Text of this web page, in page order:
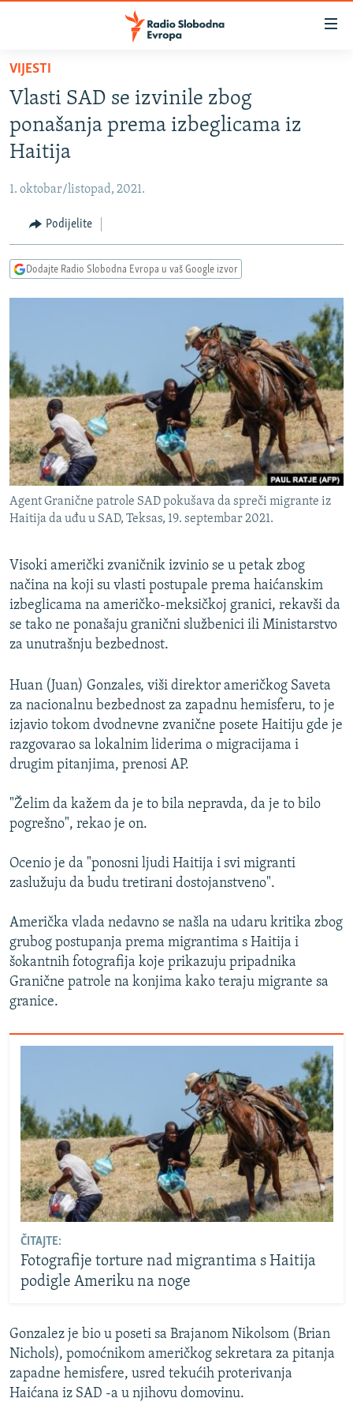
Pređite
glavni
sadržaj
Pređite
na
glavnu
Pređite
na
pretragu
VIJESTI
BOSNA I HERCEGOVINA
SRBIJA
KOSOVO
CRNA GORA
VIZUELNO
RAT U UKRAJINI
ISPRIČAJ MI
DNEVNO@RSE
SPECIJALI RSE
VIŠE OD NASLOVA
GENOCID U SREBRENICI
POPLAVE I KLIZIŠTA U BIH 2024.
POST SCRIPTUM
MOJA EVROPA
TRI DECENIJE OD RATA U BIH
SVE KARTE DEJTONA
NASTANAK I RASPAD JUGOSLAVIJE
PRATITE NAS
VIJESTI
Vlasti SAD se izvinile zbog
ponašanja prema izbeglicama iz
Haitija
1. oktobar/listopad, 2021.
Podijelite
Dodajte Radio Slobodna Evropa u vaš Google izvor
Agent Granične patrole SAD pokušava da spreči migrante iz
Haitija da uđu u SAD, Teksas, 19. septembar 2021.
Visoki američki zvaničnik izvinio se u petak zbog
načina na koji su vlasti postupale prema haićanskim
izbeglicama na američko-meksičkoj granici, rekavši da
se tako ne ponašaju granični službenici ili Ministarstvo
za unutrašnju bezbednost.
Huan (Juan) Gonzales, viši direktor američkog Saveta
za nacionalnu bezbednost za zapadnu hemisferu, to je
izjavio tokom dvodnevne zvanične posete Haitiju gde je
razgovarao sa lokalnim liderima o migracijama i
drugim pitanjima, prenosi AP.
"Želim da kažem da je to bila nepravda, da je to bilo
pogrešno", rekao je on.
Ocenio je da "ponosni ljudi Haitija i svi migranti
zaslužuju da budu tretirani dostojanstveno".
Američka vlada nedavno se našla na udaru kritika zbog
grubog postupanja prema migrantima s Haitija i
šokantnih fotografija koje prikazuju pripadnika
Granične patrole na konjima kako teraju migrante sa
granice.
ČITAJTE:
Fotografije torture nad migrantima s Haitija
podigle Ameriku na noge
Gonzalez je bio u poseti sa Brajanom Nikolsom (Brian
Nichols), pomoćnikom američkog sekretara za pitanja
zapadne hemisfere, usred tekućih proterivanja
Haićana iz SAD -a u njihovu domovinu.